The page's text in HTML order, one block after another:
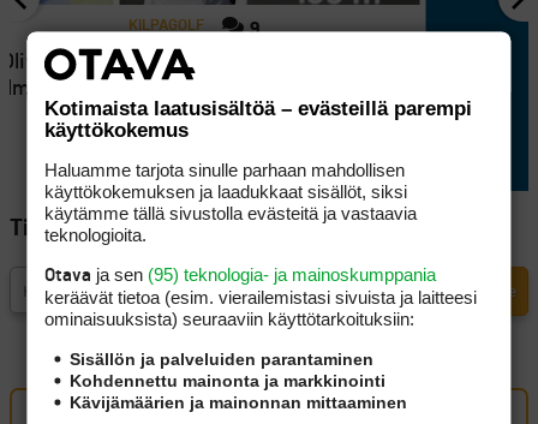
KILPAGOLF 9
Oliver Lindellin rautapeli oli
jossiteltavaa
suli
Tilaa Golfpisteen uutiskirje
Kotimaista laatusisältöä – evästeillä parempi
käyttökokemus
Haluamme tarjota sinulle parhaan mahdollisen
käyttökokemuksen ja laadukkaat sisällöt, siksi
käytämme tällä sivustolla evästeitä ja vastaavia
teknologioita.
Otava ja sen (95) teknologia- ja mainoskumppania
keräävät tietoa (esim. vierailemis­tasi sivuista ja laitteesi
ominaisuuk­sista) seuraaviin käyttötarkoituksiin:
Sisällön ja palveluiden parantaminen
Kohdennettu mainonta ja markkinointi
Kävijämäärien ja mainonnan mittaaminen